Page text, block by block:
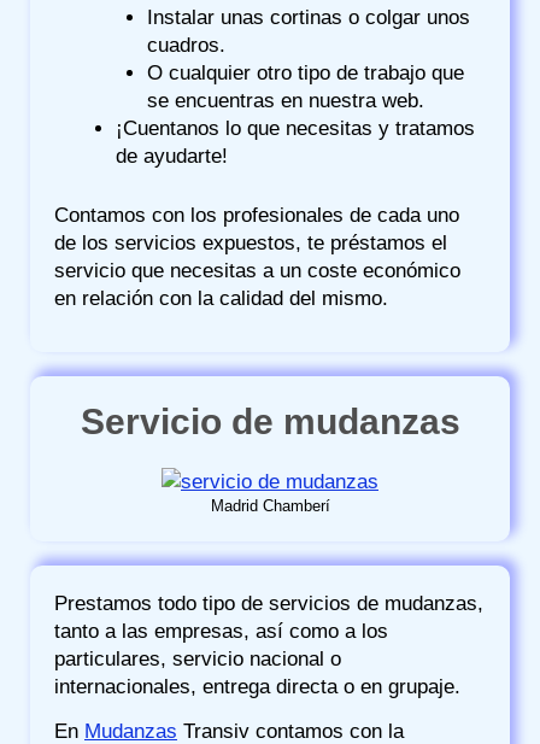
Instalar unas cortinas o colgar unos
cuadros.
O cualquier otro tipo de trabajo que
se encuentras en nuestra web.
¡Cuentanos lo que necesitas y tratamos
de ayudarte!
Contamos con los profesionales de cada uno
de los servicios expuestos, te préstamos el
servicio que necesitas a un coste económico
en relación con la calidad del mismo.
Servicio de mudanzas
Madrid Chamberí
Prestamos todo tipo de servicios de mudanzas,
tanto a las empresas, así como a los
particulares, servicio nacional o
internacionales, entrega directa o en grupaje.
En Mudanzas Transiv contamos con la